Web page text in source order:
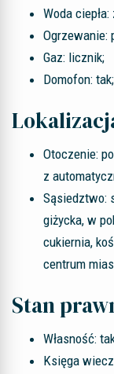
Woda
Ogrzewanie:
Gaz: licznik;
Domofon: tak;
Otoczenie:
z
Sąsiedztwo:
giżycka, w
cukiernia,
centrum
Stan
Własność:
Księga